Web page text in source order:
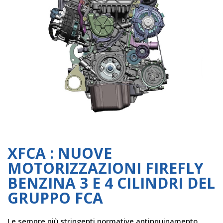
XFCA : NUOVE
MOTORIZZAZIONI FIREFLY
BENZINA 3 E 4 CILINDRI DEL
GRUPPO FCA